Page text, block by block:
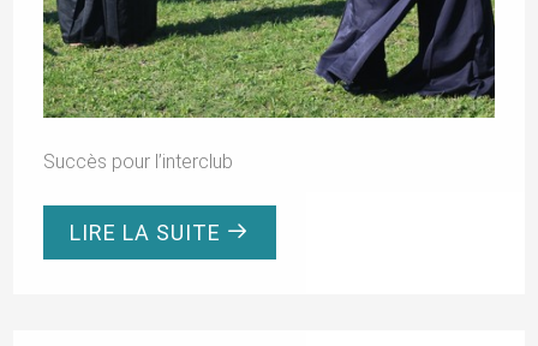
Succès pour l’interclub
LIRE LA SUITE